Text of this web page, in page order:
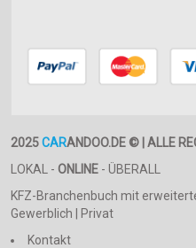
2025CARANDOO.DE © | ALLE
LOKAL - ONLINE - ÜBERALL
KFZ-Branchenbuch mit
Gewerblich | Privat
Kontakt